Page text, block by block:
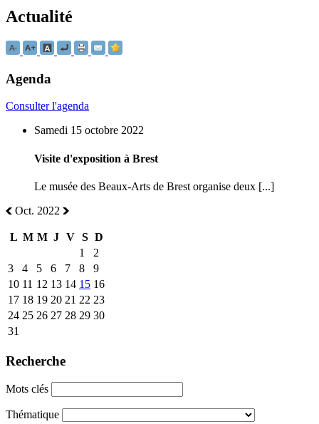
Actualité
Agenda
Consulter l'agenda
Samedi 15 octobre 2022
Visite d'exposition à Brest
Le musée des Beaux-Arts de Brest organise deux [...]
Oct. 2022
L M M J V S D
1
2
3
4 5 6 7 8
9
10 11 12 13 14 15 16
17 18 19 20 21 22 23
24 25 26 27 28 29 30
31
Recherche
Mots clés
Thématique